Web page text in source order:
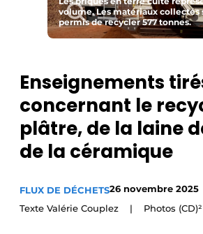
Meest gelezen
Podcasts
Privacy / Cookie statement
S’inscrire
Termes et conditions
Carte Blanche
volume. Les matériaux collectés
permis de recycler 577 tonnes.
Enseignements
concernant le
plâtre, de la laine
de la céramique
FLUX DE DÉCHETS26 novembre 2025
Texte Valérie Couplez | Photos (CD)²